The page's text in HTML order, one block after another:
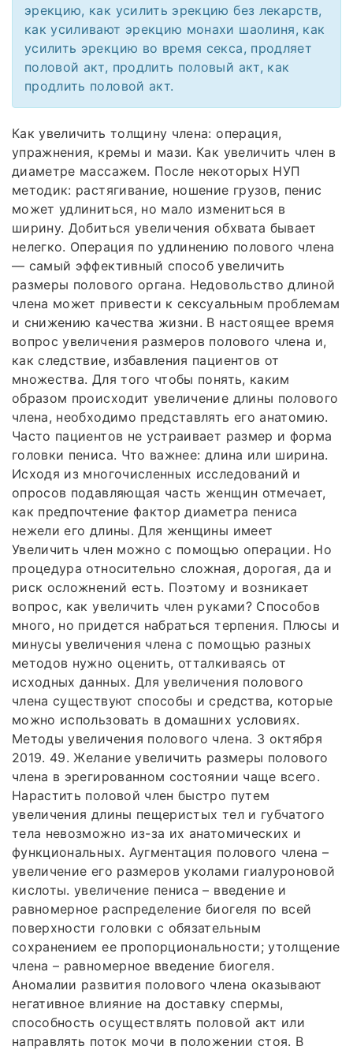
эрекцию, как усилить эрекцию без лекарств,
как усиливают эрекцию монахи шаолиня, как
усилить эрекцию во время секса, продляет
половой акт, продлить половый акт, как
продлить половой акт.
Как увеличить толщину члена: операция,
упражнения, кремы и мази. Как увеличить член в
диаметре массажем. После некоторых НУП
методик: растягивание, ношение грузов, пенис
может удлиниться, но мало измениться в
ширину. Добиться увеличения обхвата бывает
нелегко. Операция по удлинению полового члена
— самый эффективный способ увеличить
размеры полового органа. Недовольство длиной
члена может привести к сексуальным проблемам
и снижению качества жизни. В настоящее время
вопрос увеличения размеров полового члена и,
как следствие, избавления пациентов от
множества. Для того чтобы понять, каким
образом происходит увеличение длины полового
члена, необходимо представлять его анатомию.
Часто пациентов не устраивает размер и форма
головки пениса. Что важнее: длина или ширина.
Исходя из многочисленных исследований и
опросов подавляющая часть женщин отмечает,
как предпочтение фактор диаметра пениса
нежели его длины. Для женщины имеет
Увеличить член можно с помощью операции. Но
процедура относительно сложная, дорогая, да и
риск осложнений есть. Поэтому и возникает
вопрос, как увеличить член руками? Способов
много, но придется набраться терпения. Плюсы и
минусы увеличения члена с помощью разных
методов нужно оценить, отталкиваясь от
исходных данных. Для увеличения полового
члена существуют способы и средства, которые
можно использовать в домашних условиях.
Методы увеличения полового члена. 3 октября
2019. 49. Желание увеличить размеры полового
члена в эрегированном состоянии чаще всего.
Нарастить половой член быстро путем
увеличения длины пещеристых тел и губчатого
тела невозможно из-за их анатомических и
функциональных. Аугментация полового члена –
увеличение его размеров уколами гиалуроновой
кислоты. увеличение пениса – введение и
равномерное распределение биогеля по всей
поверхности головки с обязательным
сохранением ее пропорциональности; утолщение
члена – равномерное введение биогеля.
Аномалии развития полового члена оказывают
негативное влияние на доставку спермы,
способность осуществлять половой акт или
направлять поток мочи в положении стоя. В